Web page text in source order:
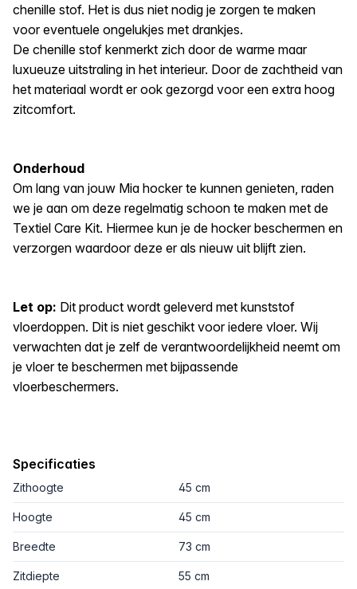
chenille stof. Het is dus niet nodig je zorgen te maken
voor eventuele ongelukjes met drankjes.
De chenille stof kenmerkt zich door de warme maar
luxueuze uitstraling in het interieur. Door de zachtheid van
het materiaal wordt er ook gezorgd voor een extra hoog
zitcomfort.
Onderhoud
Om lang van jouw Mia hocker te kunnen genieten, raden
we je aan om deze regelmatig schoon te maken met de
Textiel Care Kit. Hiermee kun je de hocker beschermen en
verzorgen waardoor deze er als nieuw uit blijft zien.
Let op: Dit product wordt geleverd met kunststof
vloerdoppen. Dit is niet geschikt voor iedere vloer. Wij
verwachten dat je zelf de verantwoordelijkheid neemt om
je vloer te beschermen met bijpassende
vloerbeschermers.
Specificaties
Zithoogte 45 cm
Hoogte 45 cm
Breedte 73 cm
Zitdiepte 55 cm